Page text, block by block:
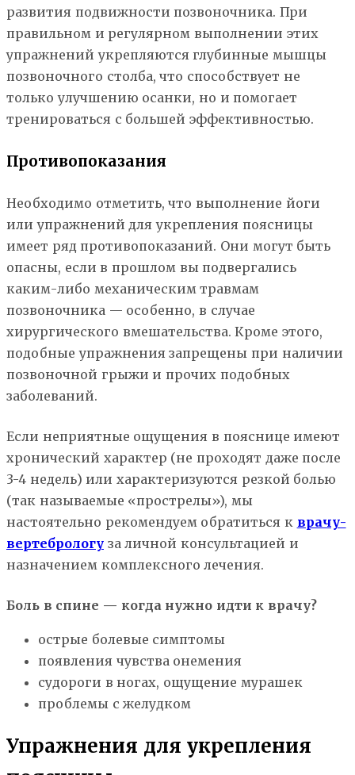
развития подвижности позвоночника. При
правильном и регулярном выполнении этих
упражнений укрепляются глубинные мышцы
позвоночного столба, что способствует не
только улучшению осанки, но и помогает
тренироваться с большей эффективностью.
Противопоказания
Необходимо отметить, что выполнение йоги
или упражнений для укрепления поясницы
имеет ряд противопоказаний. Они могут быть
опасны, если в прошлом вы подвергались
каким-либо механическим травмам
позвоночника — особенно, в случае
хирургического вмешательства. Кроме этого,
подобные упражнения запрещены при наличии
позвоночной грыжи и прочих подобных
заболеваний.
Если неприятные ощущения в пояснице имеют
хронический характер (не проходят даже после
3-4 недель) или характеризуются резкой болью
(так называемые «прострелы»), мы
настоятельно рекомендуем обратиться к врачу-
вертебрологу за личной консультацией и
назначением комплексного лечения.
Боль в спине — когда нужно идти к врачу?
острые болевые симптомы
появления чувства онемения
судороги в ногах, ощущение мурашек
проблемы с желудком
Упражнения для укрепления